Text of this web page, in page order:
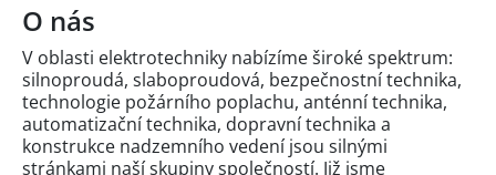
O nás
V oblasti elektrotechniky nabízíme široké spektrum:
silnoproudá, slaboproudová, bezpečnostní technika,
technologie požárního poplachu, anténní technika,
automatizační technika, dopravní technika a
konstrukce nadzemního vedení jsou silnými
stránkami naší skupiny společností. Již jsme